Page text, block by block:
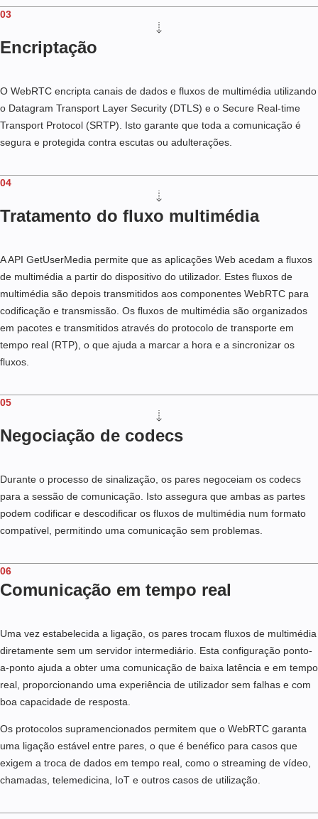
03
Encriptação
O WebRTC encripta canais de dados e fluxos de multimédia utilizando
o Datagram Transport Layer Security (DTLS) e o Secure Real-time
Transport Protocol (SRTP). Isto garante que toda a comunicação é
segura e protegida contra escutas ou adulterações.
04
Tratamento do fluxo multimédia
A API GetUserMedia permite que as aplicações Web acedam a fluxos
de multimédia a partir do dispositivo do utilizador. Estes fluxos de
multimédia são depois transmitidos aos componentes WebRTC para
codificação e transmissão. Os fluxos de multimédia são organizados
em pacotes e transmitidos através do protocolo de transporte em
tempo real (RTP), o que ajuda a marcar a hora e a sincronizar os
fluxos.
05
Negociação de codecs
Durante o processo de sinalização, os pares negoceiam os codecs
para a sessão de comunicação. Isto assegura que ambas as partes
podem codificar e descodificar os fluxos de multimédia num formato
compatível, permitindo uma comunicação sem problemas.
06
Comunicação em tempo real
Uma vez estabelecida a ligação, os pares trocam fluxos de multimédia
diretamente sem um servidor intermediário. Esta configuração ponto-
a-ponto ajuda a obter uma comunicação de baixa latência e em tempo
real, proporcionando uma experiência de utilizador sem falhas e com
boa capacidade de resposta.
Os protocolos supramencionados permitem que o WebRTC garanta
uma ligação estável entre pares, o que é benéfico para casos que
exigem a troca de dados em tempo real, como o streaming de vídeo,
chamadas, telemedicina, IoT e outros casos de utilização.